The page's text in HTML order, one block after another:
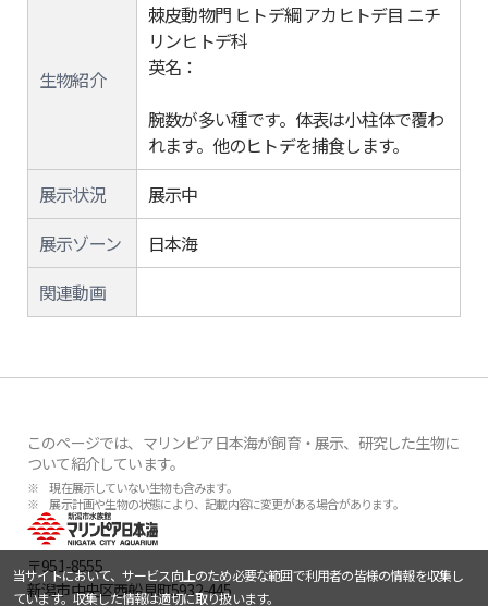
生物紹介
棘皮動物門 ヒトデ綱 アカヒトデ目 ニチ
リンヒトデ科
英名：
腕数が多い種です。体表は小柱体で覆わ
れます。他のヒトデを捕食します。
展示状況
展示中
展示ゾーン
日本海
関連動画
このページでは、マリンピア日本海が飼育・展示、研究した生物に
ついて紹介しています。
※ 現在展示していない生物も含みます。
※ 展示計画や生物の状態により、記載内容に変更がある場合があります。
〒951-8555
新潟市中央区西船見町5932-445
当サイトにおいて、サービス向上のため必要な範囲で利用者の皆様の情報を収集し
ています。収集した情報は適切に取り扱います。